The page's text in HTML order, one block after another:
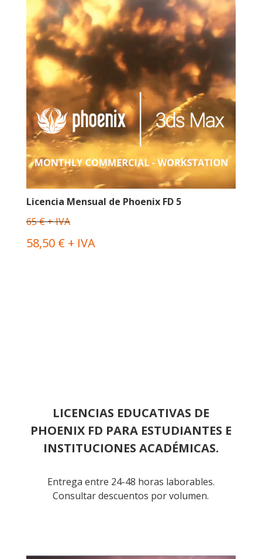
Licencia Mensual de Phoenix FD 5
65 € + IVA
58,50 € + IVA
LICENCIAS EDUCATIVAS DE
PHOENIX FD PARA ESTUDIANTES E
INSTITUCIONES ACADÉMICAS.
Entrega entre 24-48 horas laborables.
Consultar descuentos por volumen.